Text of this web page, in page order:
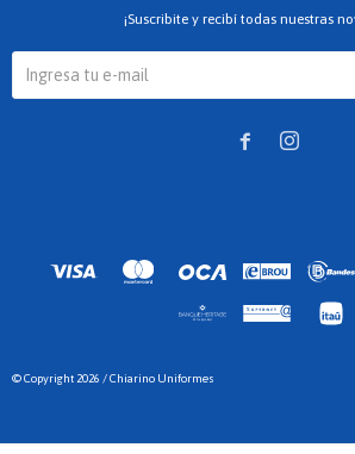
¡Suscribite y recibí todas nuestras
 
© Copyright 2026 / Chiarino Uniformes